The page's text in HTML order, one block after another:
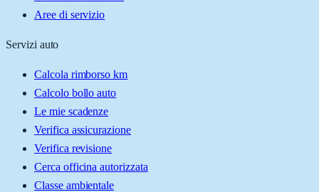
Aree di servizio
Servizi auto
Calcola rimborso km
Calcolo bollo auto
Le mie scadenze
Verifica assicurazione
Verifica revisione
Cerca officina autorizzata
Classe ambientale